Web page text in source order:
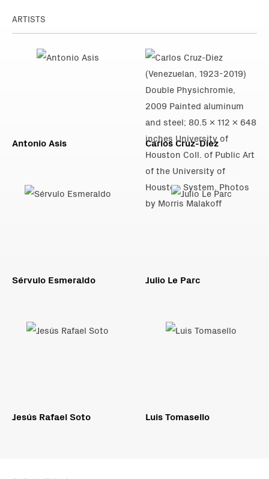
ARTISTS
Antonio Asis Carlos Cruz-Diez
Sérvulo Esmeraldo Julio Le Parc
Jesús Rafael Soto Luis Tomasello